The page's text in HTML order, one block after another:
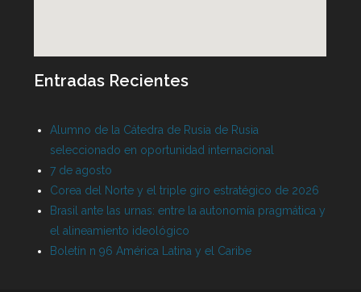
Entradas Recientes
Alumno de la Cátedra de Rusia de Rusia
seleccionado en oportunidad internacional
7 de agosto
Corea del Norte y el triple giro estratégico de 2026
Brasil ante las urnas: entre la autonomía pragmática y
el alineamiento ideológico
Boletín n 96 América Latina y el Caribe